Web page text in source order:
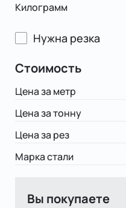
Килограмм
Нужна резка
Стоимость
Цена за метр
Цена за тонну
Цена за рез
Марка стали
Вы покупаете